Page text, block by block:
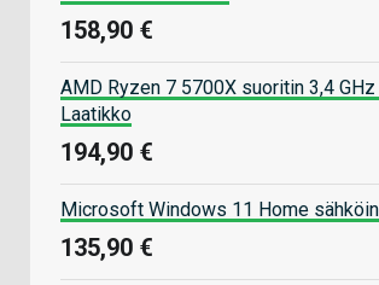
158,90 €
AMD Ryzen 7 5700X suoritin 3,4
Laatikko
194,90 €
Microsoft Windows 11 Home
135,90 €